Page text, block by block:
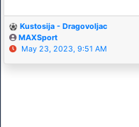
Kustosija - Dragovoljac
MAXSport
May 23, 2023, 9:51 AM